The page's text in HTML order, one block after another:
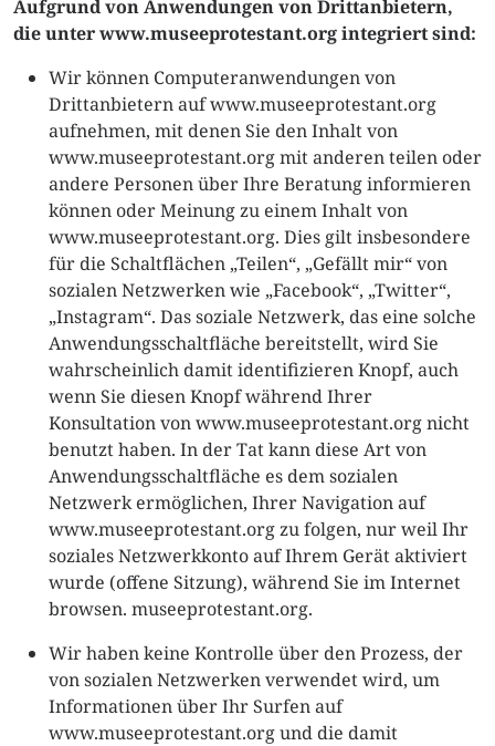
Aufgrund von Anwendungen von Drittanbietern,
die unter www.museeprotestant.org integriert sind:
Wir können Computeranwendungen von
Drittanbietern auf www.museeprotestant.org
aufnehmen, mit denen Sie den Inhalt von
www.museeprotestant.org mit anderen teilen oder
andere Personen über Ihre Beratung informieren
können oder Meinung zu einem Inhalt von
www.museeprotestant.org. Dies gilt insbesondere
für die Schaltflächen „Teilen“, „Gefällt mir“ von
sozialen Netzwerken wie „Facebook“, „Twitter“,
„Instagram“. Das soziale Netzwerk, das eine solche
Anwendungsschaltfläche bereitstellt, wird Sie
wahrscheinlich damit identifizieren Knopf, auch
wenn Sie diesen Knopf während Ihrer
Konsultation von www.museeprotestant.org nicht
benutzt haben. In der Tat kann diese Art von
Anwendungsschaltfläche es dem sozialen
Netzwerk ermöglichen, Ihrer Navigation auf
www.museeprotestant.org zu folgen, nur weil Ihr
soziales Netzwerkkonto auf Ihrem Gerät aktiviert
wurde (offene Sitzung), während Sie im Internet
browsen. museeprotestant.org.
Wir haben keine Kontrolle über den Prozess, der
von sozialen Netzwerken verwendet wird, um
Informationen über Ihr Surfen auf
www.museeprotestant.org und die damit